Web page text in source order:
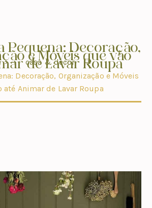
Pequena: Decoração,
e Móveis que vão
de Lavar Roupa
casa & decor
Decoração, Organização e Móveis
até Animar de Lavar Roupa